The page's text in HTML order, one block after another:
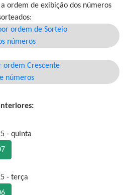
a ordem de exibição dos números
ordem de Sorteio
números
ordem Crescente
números
- quinta
- terça